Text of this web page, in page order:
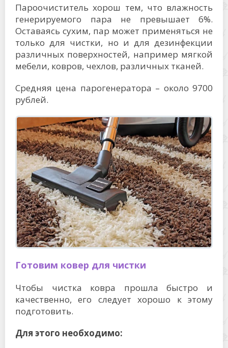
Пароочиститель хорош тем, что влажность
генерируемого пара не превышает 6%.
Оставаясь сухим, пар может применяться не
только для чистки, но и для дезинфекции
различных поверхностей, например мягкой
мебели, ковров, чехлов, различных тканей.
Средняя цена парогенератора – около 9700
рублей.
Готовим ковер для чистки
Чтобы чистка ковра прошла быстро и
качественно, его следует хорошо к этому
подготовить.
Для этого необходимо: